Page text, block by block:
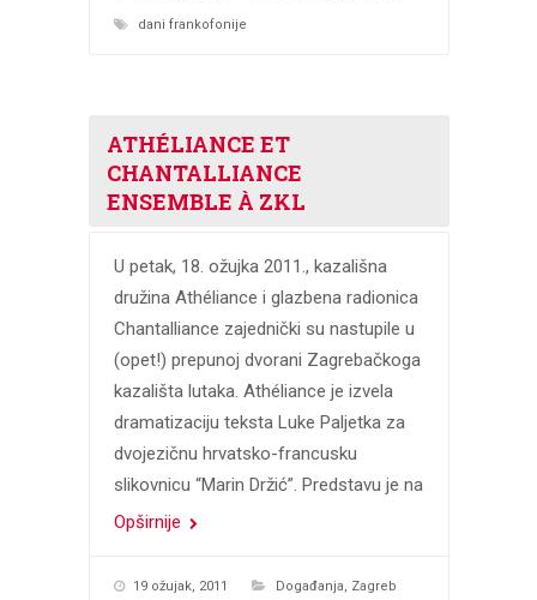
dani frankofonije
ATHÉLIANCE ET
CHANTALLIANCE
ENSEMBLE À ZKL
U petak, 18. ožujka 2011., kazališna
družina Athéliance i glazbena radionica
Chantalliance zajednički su nastupile u
(opet!) prepunoj dvorani Zagrebačkoga
kazališta lutaka. Athéliance je izvela
dramatizaciju teksta Luke Paljetka za
dvojezičnu hrvatsko-francusku
slikovnicu “Marin Držić”. Predstavu je na
Opširnije
19 ožujak, 2011 Događanja, Zagreb